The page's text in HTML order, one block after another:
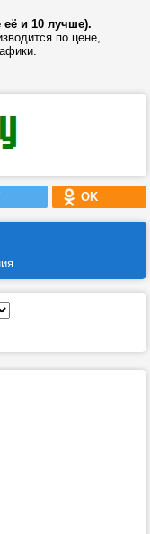
её и 10 лучше).
по цене,
OK